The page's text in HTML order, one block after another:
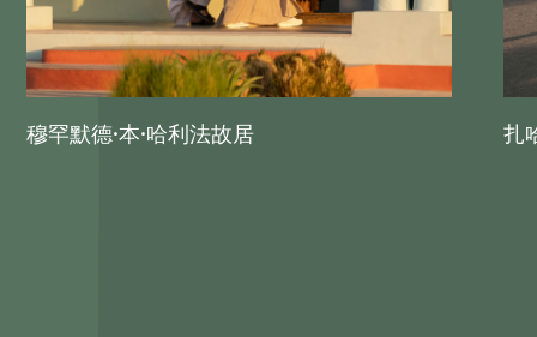
穆罕默德·本·哈利法故居 扎